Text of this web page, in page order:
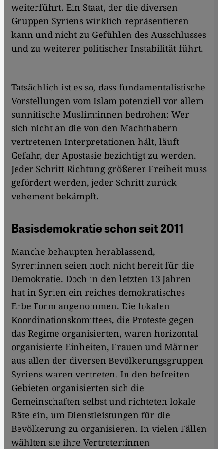
weiterführt. Ein Staat, der die diversen
Gruppen Syriens wirklich repräsentieren
kann und nicht zu Gefühlen des Ausschlusses
und zu weiterer politischer Instabilität führt.
Tatsächlich ist es so, dass fundamentalistische
Vorstellungen vom Islam potenziell vor allem
sunnitische Muslim:innen bedrohen: Wer
sich nicht an die von den Machthabern
vertretenen Interpretationen hält, läuft
Gefahr, der Apostasie bezichtigt zu werden.
Jeder Schritt Richtung größerer Freiheit muss
gefördert werden, jeder Schritt zurück
vehement bekämpft.
Basisdemokratie schon seit 2011
Manche behaupten herablassend,
Syrer:innen seien noch nicht bereit für die
Demokratie. Doch in den letzten 13 Jahren
hat in Syrien ein reiches demokratisches
Erbe Form angenommen. Die lokalen
Koordinationskomittees, die Proteste gegen
das Regime organisierten, waren horizontal
organisierte Einheiten, Frauen und Männer
aus allen der diversen Bevölkerungsgruppen
Syriens waren vertreten. In den befreiten
Gebieten organisierten sich die
Gemeinschaften selbst und richteten lokale
Räte ein, um Dienstleistungen für die
Bevölkerung zu organisieren. In vielen Fällen
wählten sie ihre Vertreter:innen